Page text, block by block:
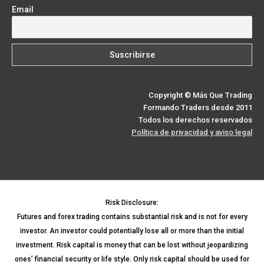
Email
Copyright © Más Que Trading
Formando Traders desde 2011
Todos los derechos reservados
Política de privacidad y aviso legal
Risk Disclosure:
Futures and forex trading contains substantial risk and is not for every
investor. An investor could potentially lose all or more than the initial
investment. Risk capital is money that can be lost without jeopardizing
ones’ financial security or life style. Only risk capital should be used for